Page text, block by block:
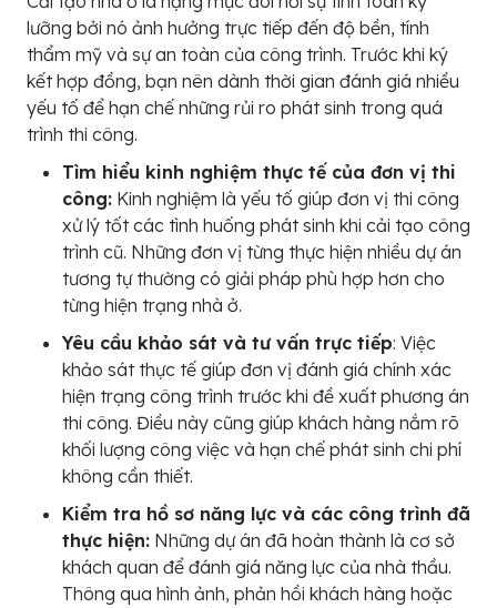
lưỡng bởi nó ảnh hưởng trực tiếp đến độ bền, tính
thẩm mỹ và sự an toàn của công trình. Trước khi ký
kết hợp đồng, bạn nên dành thời gian đánh giá nhiều
yếu tố để hạn chế những rủi ro phát sinh trong quá
trình thi công.
Tìm hiểu kinh nghiệm thực tế của đơn vị thi
công: Kinh nghiệm là yếu tố giúp đơn vị thi công
xử lý tốt các tình huống phát sinh khi cải tạo công
trình cũ. Những đơn vị từng thực hiện nhiều dự án
tương tự thường có giải pháp phù hợp hơn cho
từng hiện trạng nhà ở.
Yêu cầu khảo sát và tư vấn trực tiếp: Việc
khảo sát thực tế giúp đơn vị đánh giá chính xác
hiện trạng công trình trước khi đề xuất phương án
thi công. Điều này cũng giúp khách hàng nắm rõ
khối lượng công việc và hạn chế phát sinh chi phí
không cần thiết.
Kiểm tra hồ sơ năng lực và các công trình đã
thực hiện: Những dự án đã hoàn thành là cơ sở
khách quan để đánh giá năng lực của nhà thầu.
Thông qua hình ảnh, phản hồi khách hàng hoặc